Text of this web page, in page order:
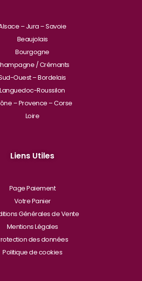
– Jura – Savoie
Beaujolais
Bourgogne
/ Crémants
Ouest – Bordelais
Languedoc-Roussilon
– Provence – Corse
Loire
Liens Utiles
Page Paiement
Votre Panier
Générales de Vente
Mentions Légales
des données
Politique de cookies